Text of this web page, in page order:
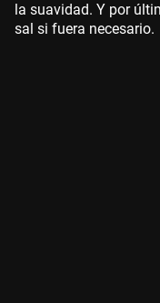
la suavidad. Y por
sal si fuera necesario.